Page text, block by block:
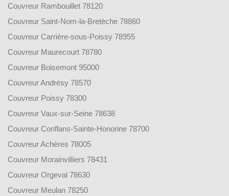
Couvreur Rambouillet 78120
Couvreur Saint-Nom-la-Bretèche 78860
Couvreur Carrière-sous-Poissy 78955
Couvreur Maurecourt 78780
Couvreur Boisemont 95000
Couvreur Andrésy 78570
Couvreur Poissy 78300
Couvreur Vaux-sur-Seine 78638
Couvreur Conflans-Sainte-Honorine 78700
Couvreur Achères 78005
Couvreur Morainvilliers 78431
Couvreur Orgeval 78630
Couvreur Meulan 78250